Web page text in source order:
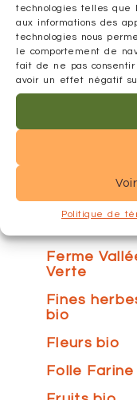
technologies telles que
aux informations des
technologies nous
le comportement de
fait de ne pas
avoir un effet négatif
Politique de
Alexis et
Propolis
Arbres
fruitiers
Cuisine de
Érablière du
Ferme
Verte
Fines
bio
Fleurs bio
Folle Farine